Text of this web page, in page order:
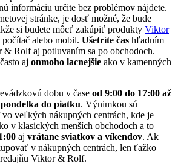
informáciu určite bez problémov nájdete.
stránke, je dosť možné, že bude
si budete môcť zakúpiť produkty Viktor
alebo mobil. Ušetríte čas hľadním
Rolf aj potluvaním sa po obchodoch.
aj onmoho lacnejšie ako v kamenných
dobu v čase od 9:00 do 17:00 až
do piatku. Výnimkou sú
veľkých nákupných centrách, kde je
v klasických menších obchodoch a to
aj vrátane sviatkov a víkendov. Ak
v nákupných centrách, len ťažko
Viktor & Rolf.